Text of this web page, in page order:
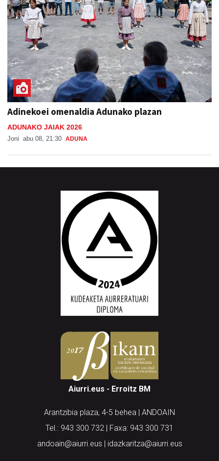
Adinekoei omenaldia Adunako plazan
ADUNAKO JAIAK 2026
Joni abu 08, 21:30 ADUNA
Aiurri.eus - Erroitz BM
Arantzibia plaza, 4-5 behea | ANDOAIN
Tel.: 943 300 732 | Faxa: 943 300 731
andoain@aiurri.eus | idazkaritza@aiurri.eus